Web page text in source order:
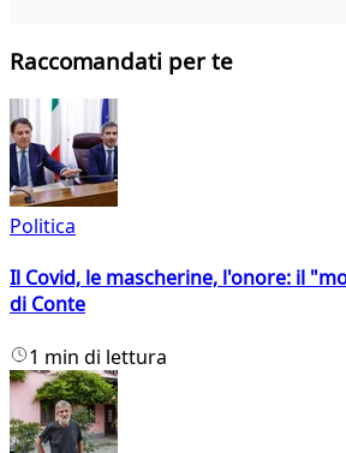
Raccomandati per te
Politica
Il Covid, le mascherine, l'onore: il
di Conte
1 min di lettura